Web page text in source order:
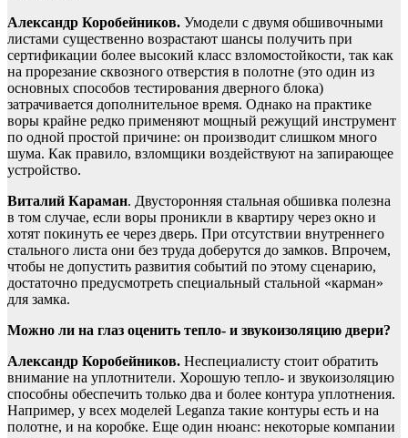
Александр Коробейников. Умодели с двумя обшивочными
листами существенно возрастают шансы получить при
сертификации более высокий класс взломостойкости, так как
на прорезание сквозного отверстия в полотне (это один из
основных способов тестирования дверного блока)
затрачивается дополнительное время. Однако на практике
воры крайне редко применяют мощный режущий инструмент
по одной простой причине: он производит слишком много
шума. Как правило, взломщики воздействуют на запирающее
устройство.
Виталий Караман. Двусторонняя стальная обшивка полезна
в том случае, если воры проникли в квартиру через окно и
хотят покинуть ее через дверь. При отсутствии внутреннего
стального листа они без труда доберутся до замков. Впрочем,
чтобы не допустить развития событий по этому сценарию,
достаточно предусмотреть специальный стальной «карман»
для замка.
Можно ли на глаз оценить тепло- и звукоизоляцию двери?
Александр Коробейников. Неспециалисту стоит обратить
внимание на уплотнители. Хорошую тепло- и звукоизоляцию
способны обеспечить только два и более контура уплотнения.
Например, у всех моделей Leganza такие контуры есть и на
полотне, и на коробке. Еще один нюанс: некоторые компании